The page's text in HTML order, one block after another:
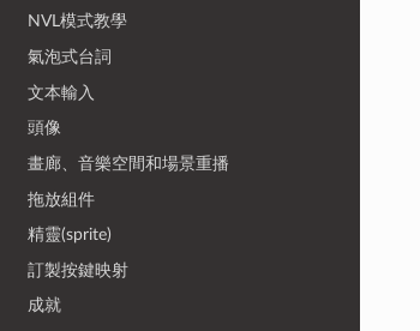
NVL模式教學
氣泡式台詞
文本輸入
頭像
畫廊、音樂空間和場景重播
拖放組件
精靈(sprite)
訂製按鍵映射
成就